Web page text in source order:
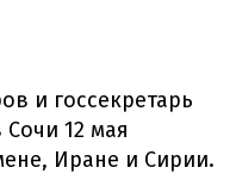
и госсекретарь
12 мая
Иране и Сирии.